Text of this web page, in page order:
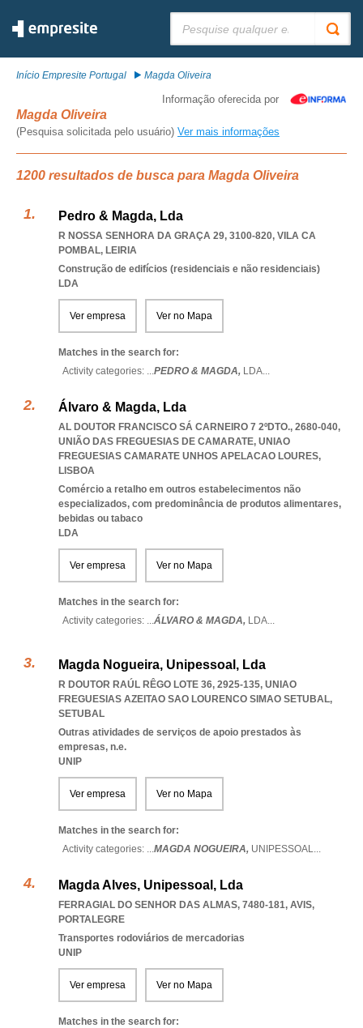
Início Empresite Portugal Magda Oliveira
Informação oferecida por
Magda Oliveira
(Pesquisa solicitada pelo usuário) Ver mais informações
1200 resultados de busca para Magda Oliveira
Pedro & Magda, Lda
R NOSSA SENHORA DA GRAÇA 29, 3100-820, VILA CA
POMBAL, LEIRIA
Construção de edifícios (residenciais e não residenciais)
LDA
Ver empresa Ver no Mapa
Matches in the search for:
Activity categories: ...PEDRO & MAGDA, LDA...
Álvaro & Magda, Lda
AL DOUTOR FRANCISCO SÁ CARNEIRO 7 2ºDTO., 2680-040,
UNIÃO DAS FREGUESIAS DE CAMARATE, UNIAO
FREGUESIAS CAMARATE UNHOS APELACAO LOURES,
LISBOA
Comércio a retalho em outros estabelecimentos não
especializados, com predominância de produtos alimentares,
bebidas ou tabaco
LDA
Ver empresa Ver no Mapa
Matches in the search for:
Activity categories: ...ÁLVARO & MAGDA, LDA...
Magda Nogueira, Unipessoal, Lda
R DOUTOR RAÚL RÊGO LOTE 36, 2925-135, UNIAO
FREGUESIAS AZEITAO SAO LOURENCO SIMAO SETUBAL,
SETUBAL
Outras atividades de serviços de apoio prestados às
empresas, n.e.
UNIP
Ver empresa Ver no Mapa
Matches in the search for:
Activity categories: ...MAGDA NOGUEIRA, UNIPESSOAL...
Magda Alves, Unipessoal, Lda
FERRAGIAL DO SENHOR DAS ALMAS, 7480-181, AVIS,
PORTALEGRE
Transportes rodoviários de mercadorias
UNIP
Ver empresa Ver no Mapa
Matches in the search for: